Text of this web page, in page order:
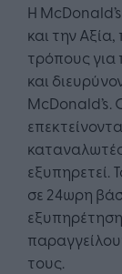
Η
και την
τρόπους
και
McDonald’s.
εξυπηρετεί.
σε 24ωρη
τους.